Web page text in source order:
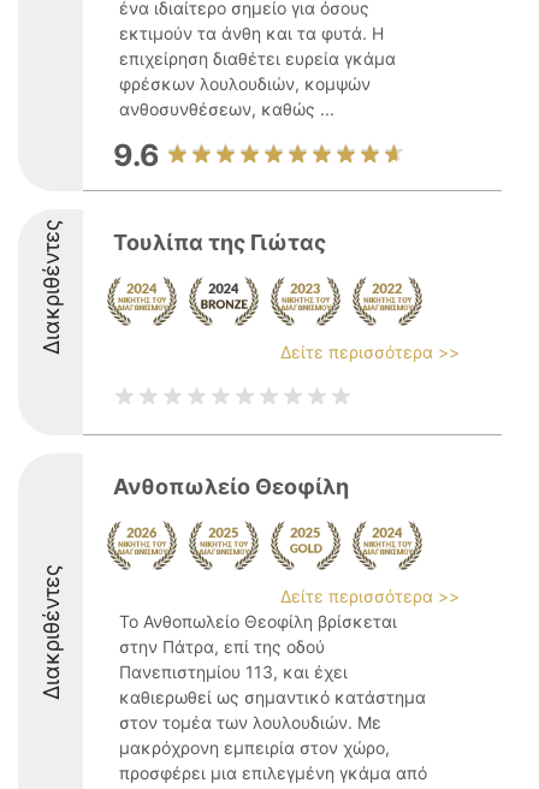
ένα ιδιαίτερο σημείο για όσους
εκτιμούν τα άνθη και τα φυτά. Η
επιχείρηση διαθέτει ευρεία γκάμα
φρέσκων λουλουδιών, κομψών
ανθοσυνθέσεων, καθώς ...
9.6
Διακριθέντες Τουλίπα της Γιώτας
Δείτε περισσότερα >>
Διακριθέντες
Ανθοπωλείο Θεοφίλη
Δείτε περισσότερα >>
Το Ανθοπωλείο Θεοφίλη βρίσκεται
στην Πάτρα, επί της οδού
Πανεπιστημίου 113, και έχει
καθιερωθεί ως σημαντικό κατάστημα
στον τομέα των λουλουδιών. Με
μακρόχρονη εμπειρία στον χώρο,
προσφέρει μια επιλεγμένη γκάμα από